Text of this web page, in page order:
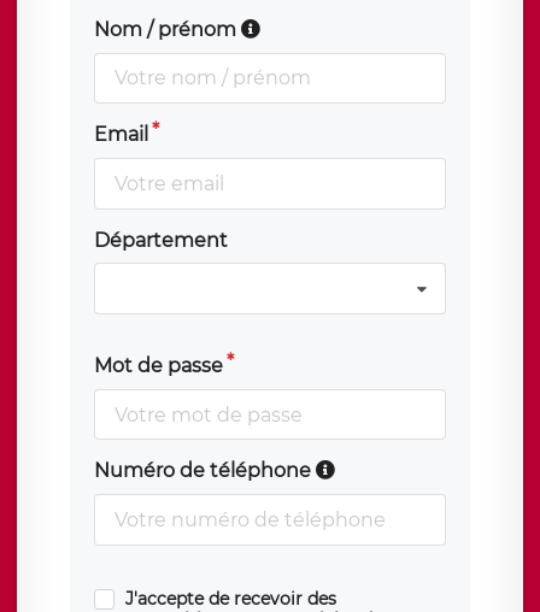
Nom / prénom
Email
Département
Mot de passe
Numéro de téléphone
J'accepte de recevoir des